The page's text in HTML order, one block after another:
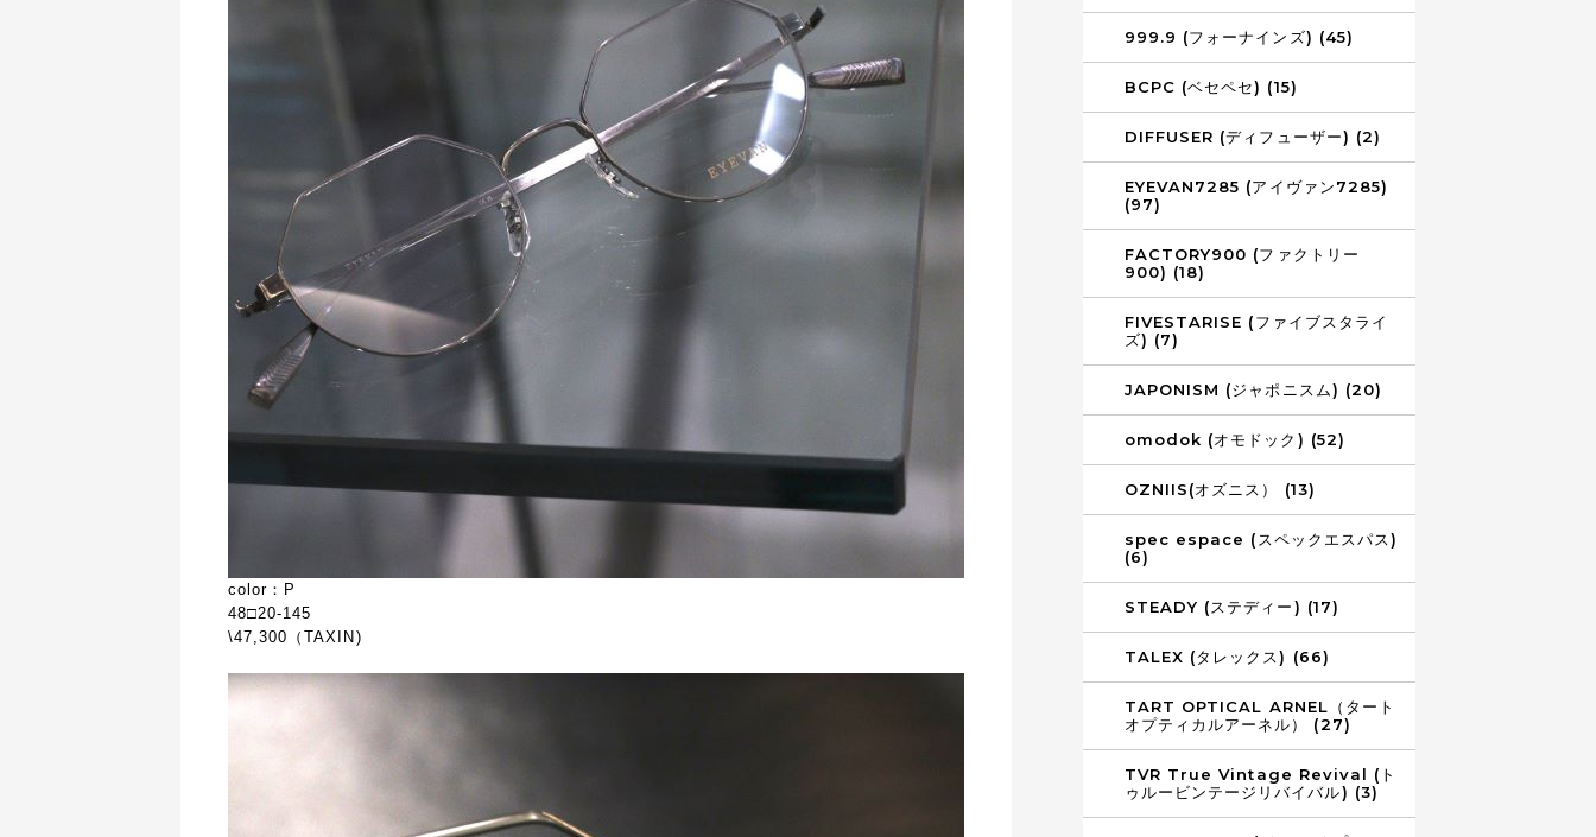
color：P
48□20-145
\47,300（TAXIN)
999.9 (フォーナインズ) (45)
BCPC (ベセペセ) (15)
DIFFUSER (ディフューザー) (2)
EYEVAN7285 (アイヴァン7285)
(97)
FACTORY900 (ファクトリー
900) (18)
FIVESTARISE (ファイブスタライ
ズ) (7)
JAPONISM (ジャポニスム) (20)
omodok (オモドック) (52)
OZNIIS(オズニス） (13)
spec espace (スペックエスパス)
(6)
STEADY (ステディー) (17)
TALEX (タレックス) (66)
TART OPTICAL ARNEL（タート
オプティカルアーネル） (27)
TVR True Vintage Revival (ト
ゥルービンテージリバイバル) (3)